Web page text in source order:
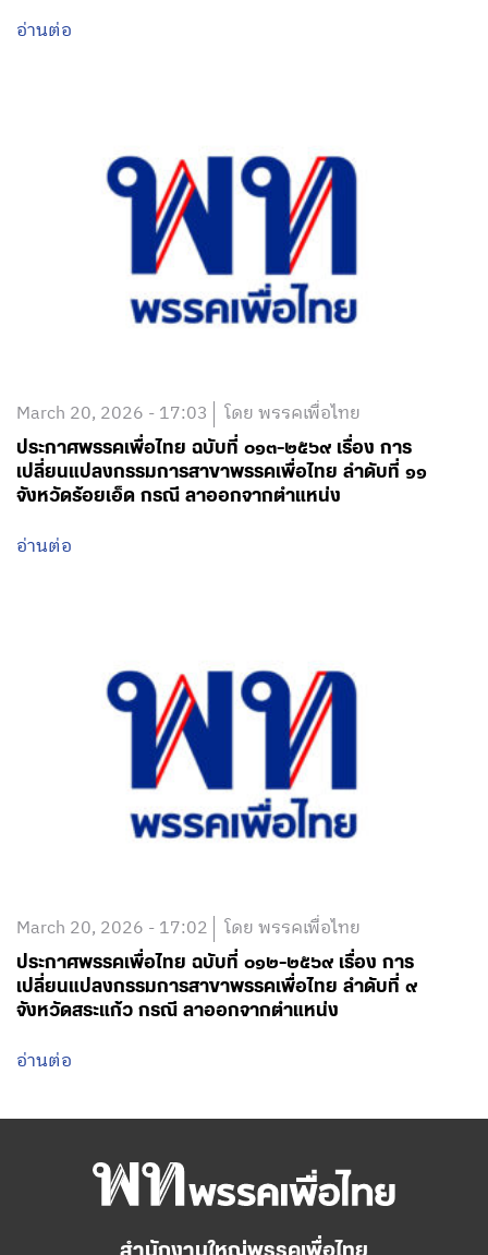
อ่านต่อ
March 20, 2026 - 17:03 โดย พรรคเพื่อไทย
ประกาศพรรคเพื่อไทย ฉบับที่ ๐๑๓-๒๕๖๙ เรื่อง การ
เปลี่ยนแปลงกรรมการสาขาพรรคเพื่อไทย ลำดับที่ ๑๑
จังหวัดร้อยเอ็ด กรณี ลาออกจากตำแหน่ง
อ่านต่อ
March 20, 2026 - 17:02 โดย พรรคเพื่อไทย
ประกาศพรรคเพื่อไทย ฉบับที่ ๐๑๒-๒๕๖๙ เรื่อง การ
เปลี่ยนแปลงกรรมการสาขาพรรคเพื่อไทย ลำดับที่ ๙
จังหวัดสระแก้ว กรณี ลาออกจากตำแหน่ง
อ่านต่อ